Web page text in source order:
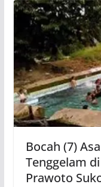
Bocah (7)
Tenggelam
Prawoto